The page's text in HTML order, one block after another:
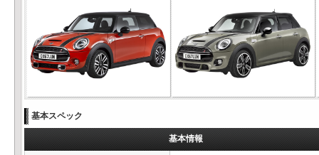
基本スペック
基本情報